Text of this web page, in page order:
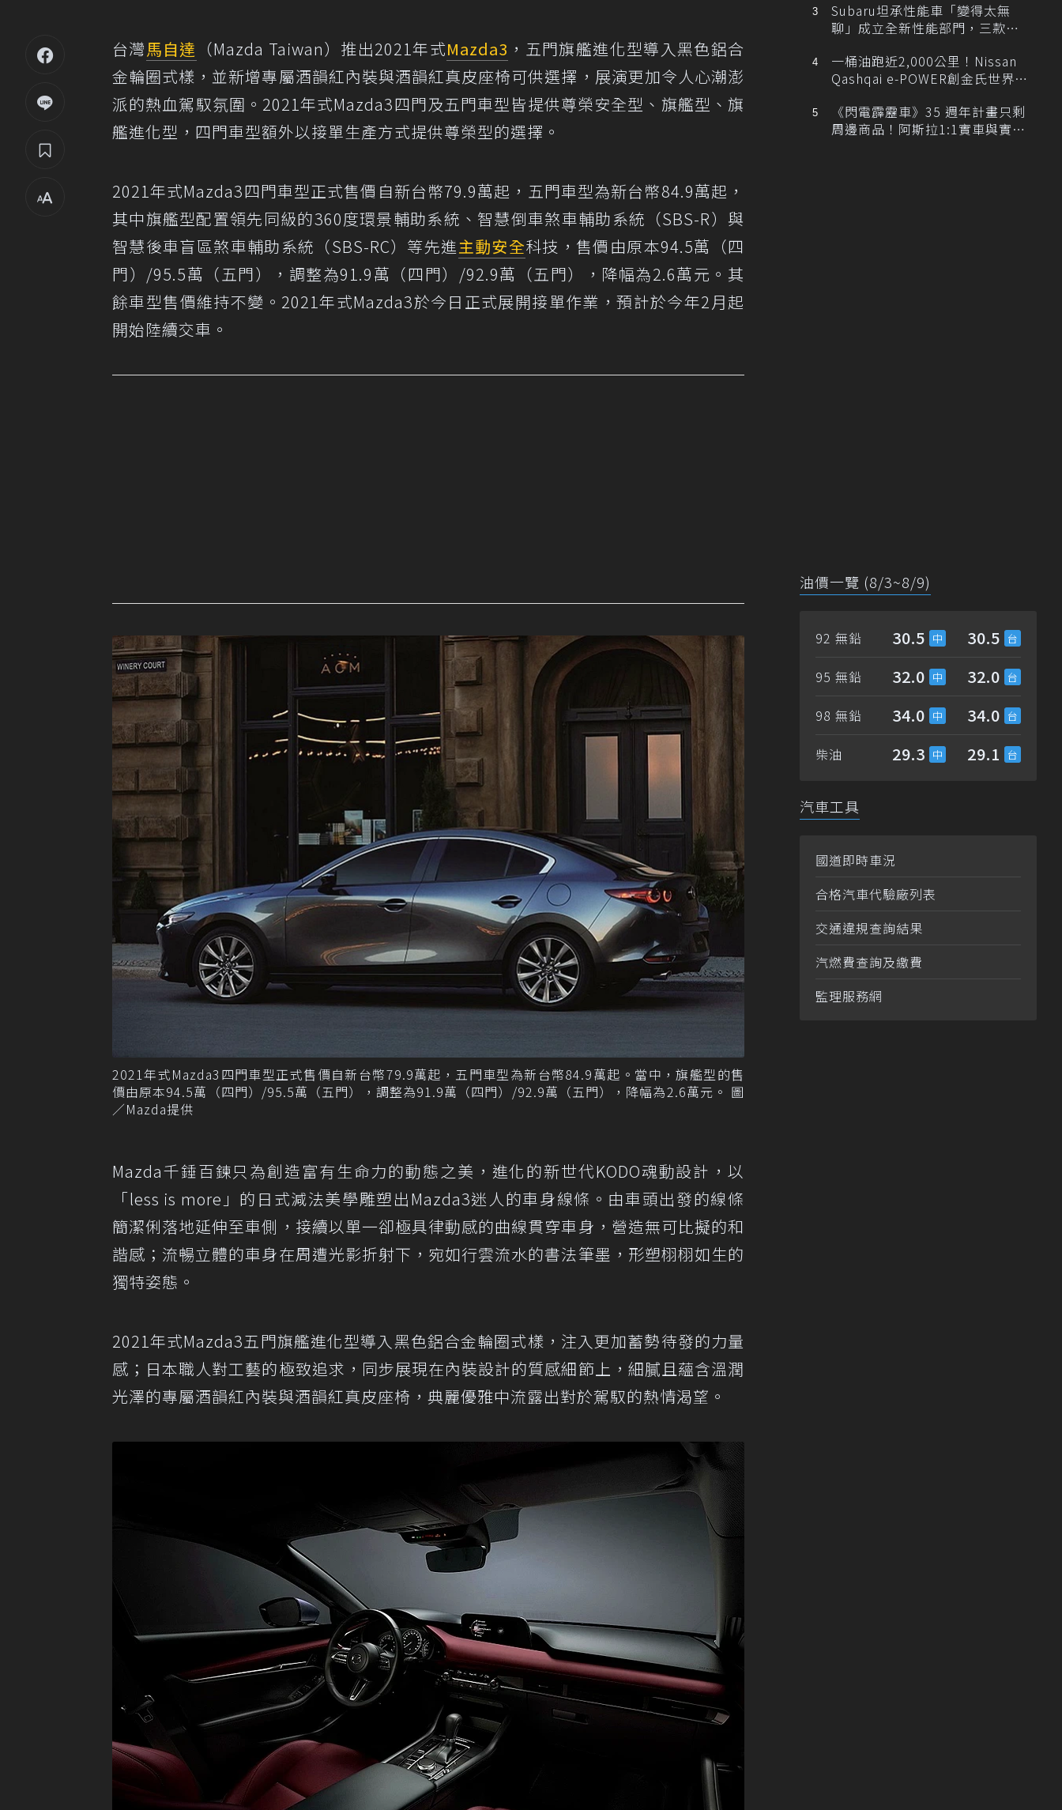
台灣馬自達 （Mazda Taiwan）推出2021年式Mazda3 ，五門旗艦進化型導入黑色鋁合
金輪圈式樣，並新增專屬酒韻紅內裝與酒韻紅真皮座椅可供選擇，展演更加令人心潮澎
派的熱血駕馭氛圍。2021年式Mazda3四門及五門車型皆提供尊榮安全型、旗艦型、旗
艦進化型，四門車型額外以接單生產方式提供尊榮型的選擇。
2021年式Mazda3四門車型正式售價自新台幣79.9萬起，五門車型為新台幣84.9萬起，
其中旗艦型配置領先同級的360度環景輔助系統、智慧倒車煞車輔助系統（SBS-R）與
智慧後車盲區煞車輔助系統（SBS-RC）等先進主動安全科技，售價由原本94.5萬（四
門）/95.5萬（五門），調整為91.9萬（四門）/92.9萬（五門），降幅為2.6萬元。其
餘車型售價維持不變。2021年式Mazda3於今日正式展開接單作業，預計於今年2月起
開始陸續交車。
2021年式Mazda3四門車型正式售價自新台幣79.9萬起，五門車型為新台幣84.9萬起。當中，旗艦型的售
價由原本94.5萬（四門）/95.5萬（五門），調整為91.9萬（四門）/92.9萬（五門），降幅為2.6萬元。 圖
／Mazda提供
Mazda千錘百鍊只為創造富有生命力的動態之美，進化的新世代KODO魂動設計，以
「less is more」的日式減法美學雕塑出Mazda3迷人的車身線條。由車頭出發的線條
簡潔俐落地延伸至車側，接續以單一卻極具律動感的曲線貫穿車身，營造無可比擬的和
諧感；流暢立體的車身在周遭光影折射下，宛如行雲流水的書法筆墨，形塑栩栩如生的
獨特姿態。
2021年式Mazda3五門旗艦進化型導入黑色鋁合金輪圈式樣，注入更加蓄勢待發的力量
感；日本職人對工藝的極致追求，同步展現在內裝設計的質感細節上，細膩且蘊含溫潤
光澤的專屬酒韻紅內裝與酒韻紅真皮座椅，典麗優雅中流露出對於駕馭的熱情渴望。
Subaru坦承性能車「變得太無
聊」成立全新性能部門，三款手
一桶油跑近2,000公里！Nissan
Qashqai e-POWER創金氏世界紀
《閃電霹靂車》35 週年計畫只剩
周邊商品！阿斯拉1:1實車與實體
油價一覽 (8/3~8/9)
92 無鉛 30.5 30.5
95 無鉛 32.0 32.0
98 無鉛 34.0 34.0
柴油 29.3 29.1
汽車工具
國道即時車況
合格汽車代驗廠列表
交通違規查詢結果
汽燃費查詢及繳費
監理服務網